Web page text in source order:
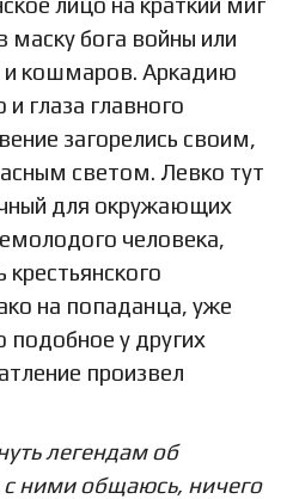
маску бога войны или
и кошмаров. Аркадию
глаза главного
загорелись своим,
светом. Левко тут
для окружающих
человека,
крестьянского
на попаданца, уже
у других
произвел
легендам об
ними общаюсь, ничего